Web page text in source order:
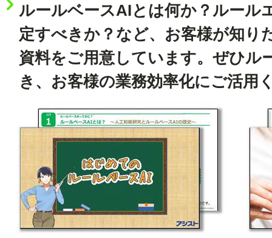
ルールベースAIとは何か？ルール
定すべきか？など、お客様が知り
資料をご用意しています。ぜひル
き、お客様の業務効率化にご活用